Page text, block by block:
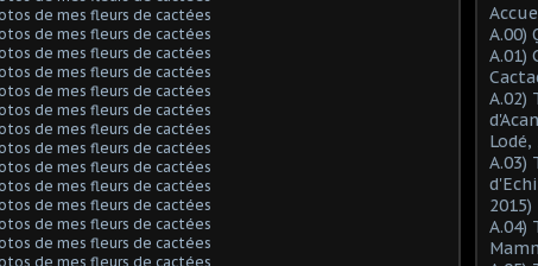
A.00)
A.01)
A.02)
Lodé,
A.03)
2015)
A.04)